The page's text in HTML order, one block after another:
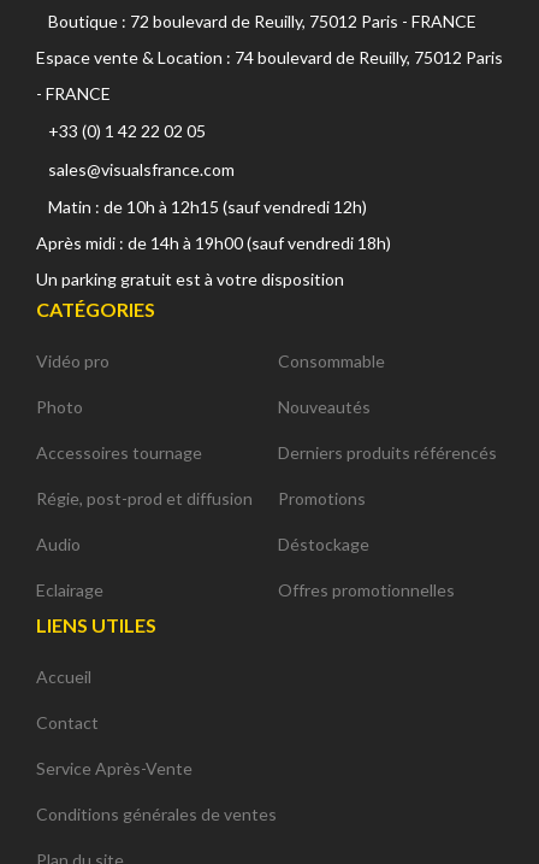
Boutique : 72 boulevard de Reuilly, 75012 Paris - FRANCE
Espace vente & Location : 74 boulevard de Reuilly, 75012 Paris
- FRANCE
+33 (0) 1 42 22 02 05
sales@visualsfrance.com
Matin : de 10h à 12h15 (sauf vendredi 12h)
Après midi : de 14h à 19h00 (sauf vendredi 18h)
Un parking gratuit est à votre disposition
CATÉGORIES
Vidéo pro
Photo
Accessoires tournage
Régie, post-prod et diffusion
Audio
Eclairage
Consommable
Nouveautés
Derniers produits référencés
Promotions
Déstockage
Offres promotionnelles
LIENS UTILES
Accueil
Contact
Service Après-Vente
Conditions générales de ventes